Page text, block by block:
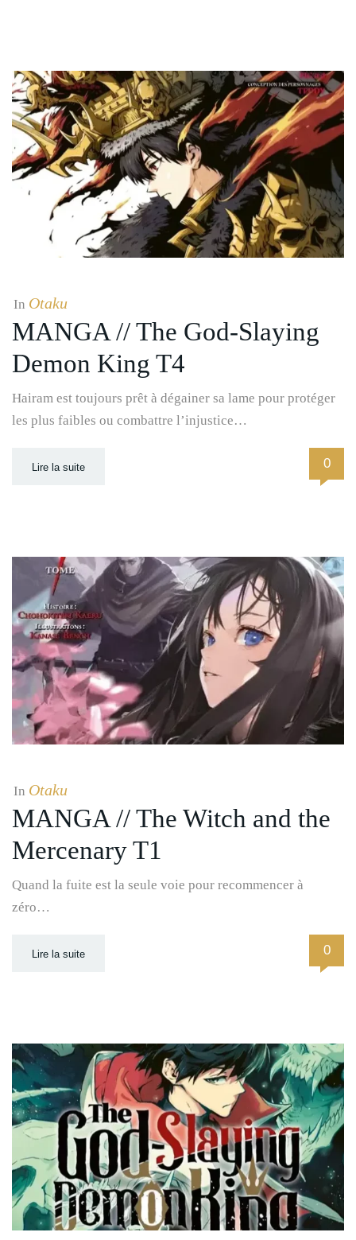
In Otaku
MANGA // The God-Slaying
Demon King T4
Hairam est toujours prêt à dégainer sa lame pour protéger
les plus faibles ou combattre l’injustice…
Lire la suite 0
In Otaku
MANGA // The Witch and the
Mercenary T1
Quand la fuite est la seule voie pour recommencer à
zéro…
Lire la suite 0